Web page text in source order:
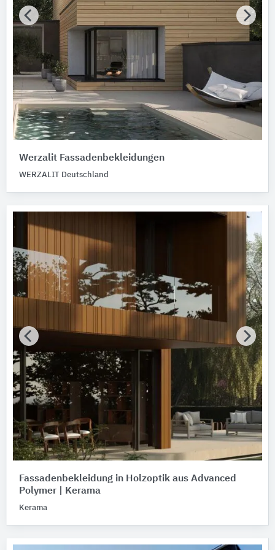
Werzalit Fassadenbekleidungen
WERZALIT Deutschland
Fassadenbekleidung in Holzoptik aus Advanced
Polymer | Kerama
Kerama